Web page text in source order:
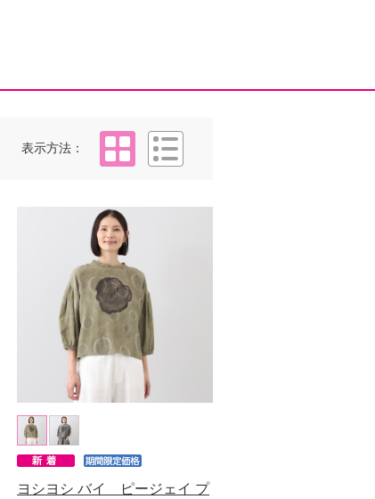
表示方法
タイル
ヨシヨシ バイ ピージェイ プ